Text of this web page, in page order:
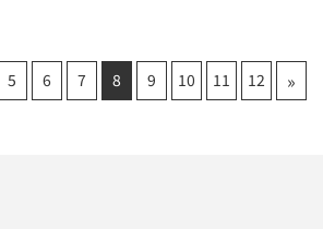
5 6 7 8 9 10 11 12 »